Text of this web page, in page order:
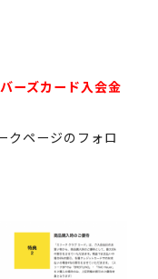
ーズカード入会金
ページのフォロ